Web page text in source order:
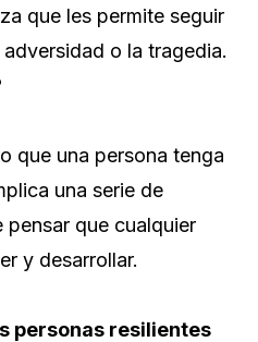
que les permite seguir
o la tragedia.
que una persona tenga
una serie de
que cualquier
y desarrollar.
personas resilientes